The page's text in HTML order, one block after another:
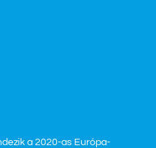
a 2020-as Európa-